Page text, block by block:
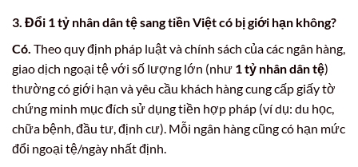
3. Đổi 1 tỷ nhân dân tệ sang tiền Việt có bị giới hạn không?
Có. Theo quy định pháp luật và chính sách của các ngân hàng,
giao dịch ngoại tệ với số lượng lớn (như 1 tỷ nhân dân tệ)
thường có giới hạn và yêu cầu khách hàng cung cấp giấy tờ
chứng minh mục đích sử dụng tiền hợp pháp (ví dụ: du học,
chữa bệnh, đầu tư, định cư). Mỗi ngân hàng cũng có hạn mức
đổi ngoại tệ/ngày nhất định.